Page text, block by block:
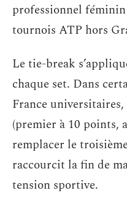
professionnel
tournois ATP hors
Le tie-break
chaque set. Dans
France
(premier à 10 points,
remplacer le
raccourcit la fin de
tension sportive.